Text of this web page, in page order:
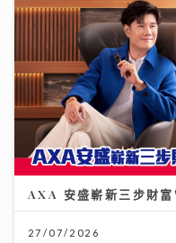
AXA 安盛嶄新三步財
27/07/2026